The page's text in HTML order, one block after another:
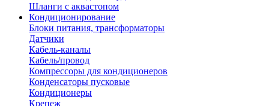
Шланги с аквастопом
Кондиционирование
Блоки питания, трансформаторы
Датчики
Кабель-каналы
Кабель/провод
Компрессоры для кондиционеров
Конденсаторы пусковые
Кондиционеры
Крепеж